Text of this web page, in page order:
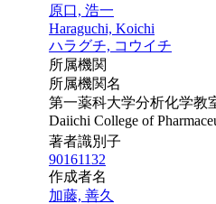
原口, 浩一
Haraguchi, Koichi
ハラグチ, コウイチ
所属機関
所属機関名
第一薬科大学分析化学教
Daiichi College of
著者識別子
90161132
作成者名
加藤, 善久